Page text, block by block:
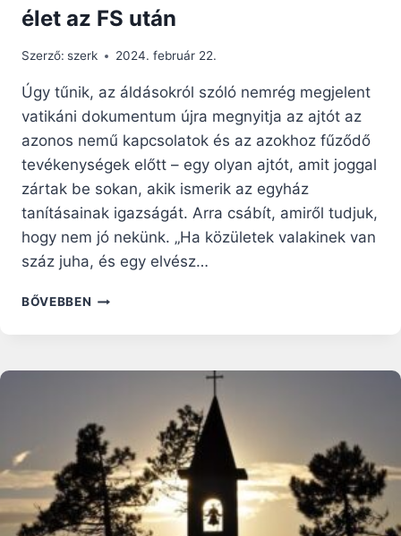
élet az FS után
Szerző: szerk 2024. február 22.
Úgy tűnik, az áldásokról szóló nemrég megjelent
vatikáni dokumentum újra megnyitja az ajtót az
azonos nemű kapcsolatok és az azokhoz fűződő
tevékenységek előtt – egy olyan ajtót, amit joggal
zártak be sokan, akik ismerik az egyház
tanításainak igazságát. Arra csábít, amiről tudjuk,
hogy nem jó nekünk. „Ha közületek valakinek van
száz juha, és egy elvész…
BŐVEBBEN AZONOS
ÉLET
UTÁN